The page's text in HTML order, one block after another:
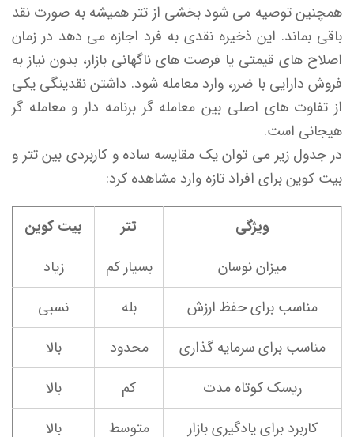
همچنین توصیه می شود بخشی از تتر همیشه به صورت نقد
باقی بماند. این ذخیره نقدی به فرد اجازه می دهد در زمان
اصلاح های قیمتی یا فرصت های ناگهانی بازار، بدون نیاز به
فروش دارایی با ضرر، وارد معامله شود. داشتن نقدینگی یکی
از تفاوت های اصلی بین معامله گر برنامه دار و معامله گر
هیجانی است.
در جدول زیر می توان یک مقایسه ساده و کاربردی بین تتر و
بیت کوین برای افراد تازه وارد مشاهده کرد:
ویژگی تتر
بیت کوین
میزان نوسان
بسیار کم
زیاد
مناسب برای حفظ ارزش
بله
نسبی
مناسب برای سرمایه گذاری
محدود
بالا
ریسک کوتاه مدت
کم
بالا
کاربرد برای یادگیری بازار
متوسط بالا